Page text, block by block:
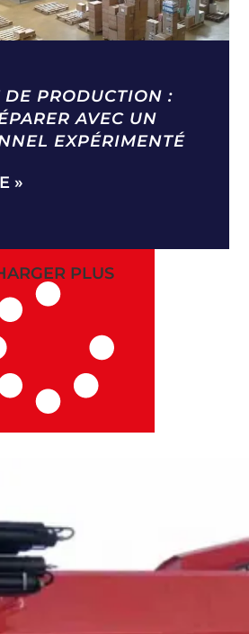
DE PRODUCTION :
AVEC UN
EXPÉRIMENTÉ
»
PLUS